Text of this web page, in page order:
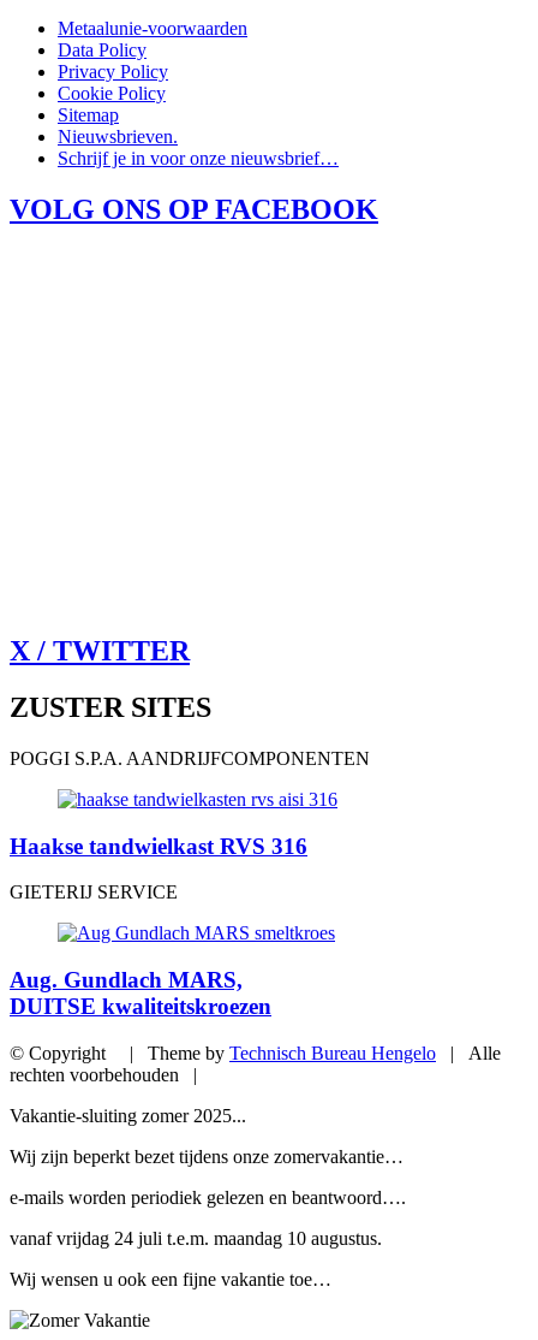
Metaalunie-voorwaarden
Data Policy
Privacy Policy
Cookie Policy
Sitemap
Nieuwsbrieven.
Schrijf je in voor onze nieuwsbrief…
VOLG ONS OP FACEBOOK
X / TWITTER
ZUSTER SITES
POGGI S.P.A. AANDRIJFCOMPONENTEN
Haakse tandwielkast RVS 316
GIETERIJ SERVICE
Aug. Gundlach MARS,
DUITSE kwaliteitskroezen
© Copyright | Theme by Technisch Bureau Hengelo | Alle
rechten voorbehouden |
Vakantie-sluiting zomer 2025...
Wij zijn beperkt bezet tijdens onze zomervakantie…
e-mails worden periodiek gelezen en beantwoord….
vanaf vrijdag 24 juli t.e.m. maandag 10 augustus.
Wij wensen u ook een fijne vakantie toe…